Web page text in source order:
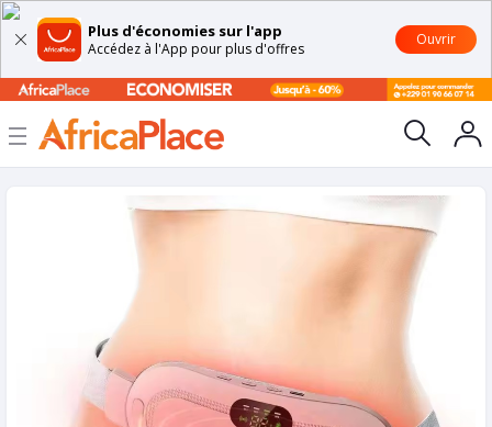
Plus d'économies sur l'app
Accédez à l'App pour plus d'offres
Ouvrir